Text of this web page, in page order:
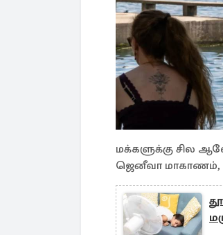
மக்களுக்கு சில
ஜெனீவா மாகாணம்,